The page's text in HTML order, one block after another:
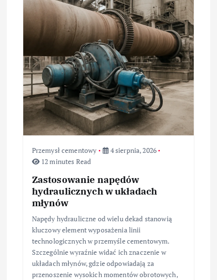
Przemysł cementowy
4 sierpnia, 2026
12 minutes Read
Zastosowanie napędów
hydraulicznych w układach
młynów
Napędy hydrauliczne od wielu dekad stanowią
kluczowy element wyposażenia linii
technologicznych w przemyśle cementowym.
Szczególnie wyraźnie widać ich znaczenie w
układach młynów, gdzie odpowiadają za
przenoszenie wysokich momentów obrotowych,